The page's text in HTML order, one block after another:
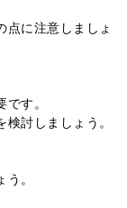
点に注意しましょ
す。
討しましょう。
。